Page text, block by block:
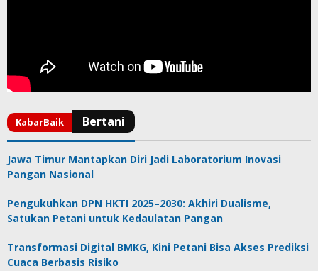
Jawa Timur Mantapkan Diri Jadi Laboratorium Inovasi
Pangan Nasional
Pengukuhkan DPN HKTI 2025–2030: Akhiri Dualisme,
Satukan Petani untuk Kedaulatan Pangan
Transformasi Digital BMKG, Kini Petani Bisa Akses Prediksi
Cuaca Berbasis Risiko